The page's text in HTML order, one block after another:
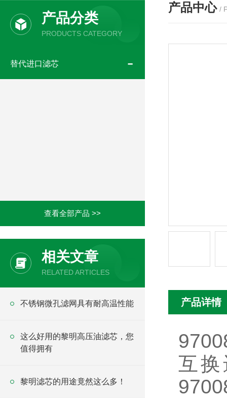
产品分类
PRODUCTS CATEGORY
替代进口滤芯
查看全部产品 >>
相关文章
RELATED ARTICLES
不锈钢微孔滤网具有耐高温性能
这么好用的黎明高压油滤芯，您
值得拥有
黎明滤芯的用途竟然这么多！
产品中心 /
产品详情
互